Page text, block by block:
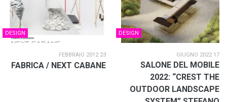
DESIGN
23 FEBBRAIO 2012
FABRICA / NEXT CABANE
DESIGN
17 GIUGNO 2022
SALONE DEL MOBILE
2022: “CREST THE
OUTDOOR LANDSCAPE